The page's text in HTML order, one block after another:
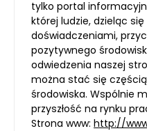
tylko portal
której ludzie, dzieląc
doświadczeniami,
pozytywnego
odwiedzenia naszej
można stać się
środowiska. Wspólnie
przyszłość na rynku
Strona www: http://